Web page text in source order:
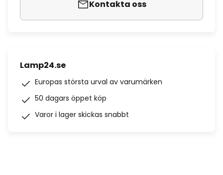
Kontakta oss
Lamp24.se
Europas största urval av varumärken
50 dagars öppet köp
Varor i lager skickas snabbt